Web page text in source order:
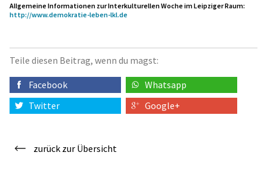
Allgemeine Informationen zur Interkulturellen Woche im Leipziger Raum:
http://www.demokratie-leben-lkl.de
Teile diesen Beitrag, wenn du magst:
Facebook
Whatsapp
Twitter
Google+
zurück zur Übersicht